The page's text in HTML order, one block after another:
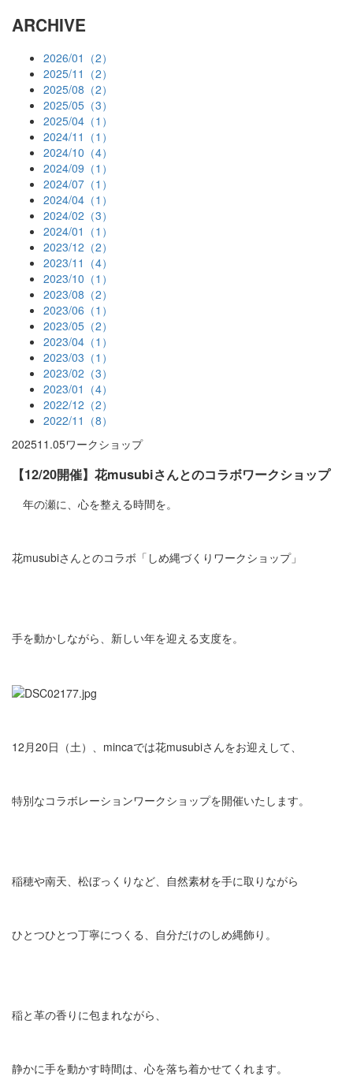
ARCHIVE
2026/01（2）
2025/11（2）
2025/08（2）
2025/05（3）
2025/04（1）
2024/11（1）
2024/10（4）
2024/09（1）
2024/07（1）
2024/04（1）
2024/02（3）
2024/01（1）
2023/12（2）
2023/11（4）
2023/10（1）
2023/08（2）
2023/06（1）
2023/05（2）
2023/04（1）
2023/03（1）
2023/02（3）
2023/01（4）
2022/12（2）
2022/11（8）
202511.05ワークショップ
【12/20開催】花musubiさんとのコラボワークショップ
年の瀬に、心を整える時間を。
花musubiさんとのコラボ「しめ縄づくりワークショップ」
手を動かしながら、新しい年を迎える支度を。
12月20日（土）、mincaでは花musubiさんをお迎えして、
特別なコラボレーションワークショップを開催いたします。
稲穂や南天、松ぼっくりなど、自然素材を手に取りながら
ひとつひとつ丁寧につくる、自分だけのしめ縄飾り。
稲と革の香りに包まれながら、
静かに手を動かす時間は、心を落ち着かせてくれます。